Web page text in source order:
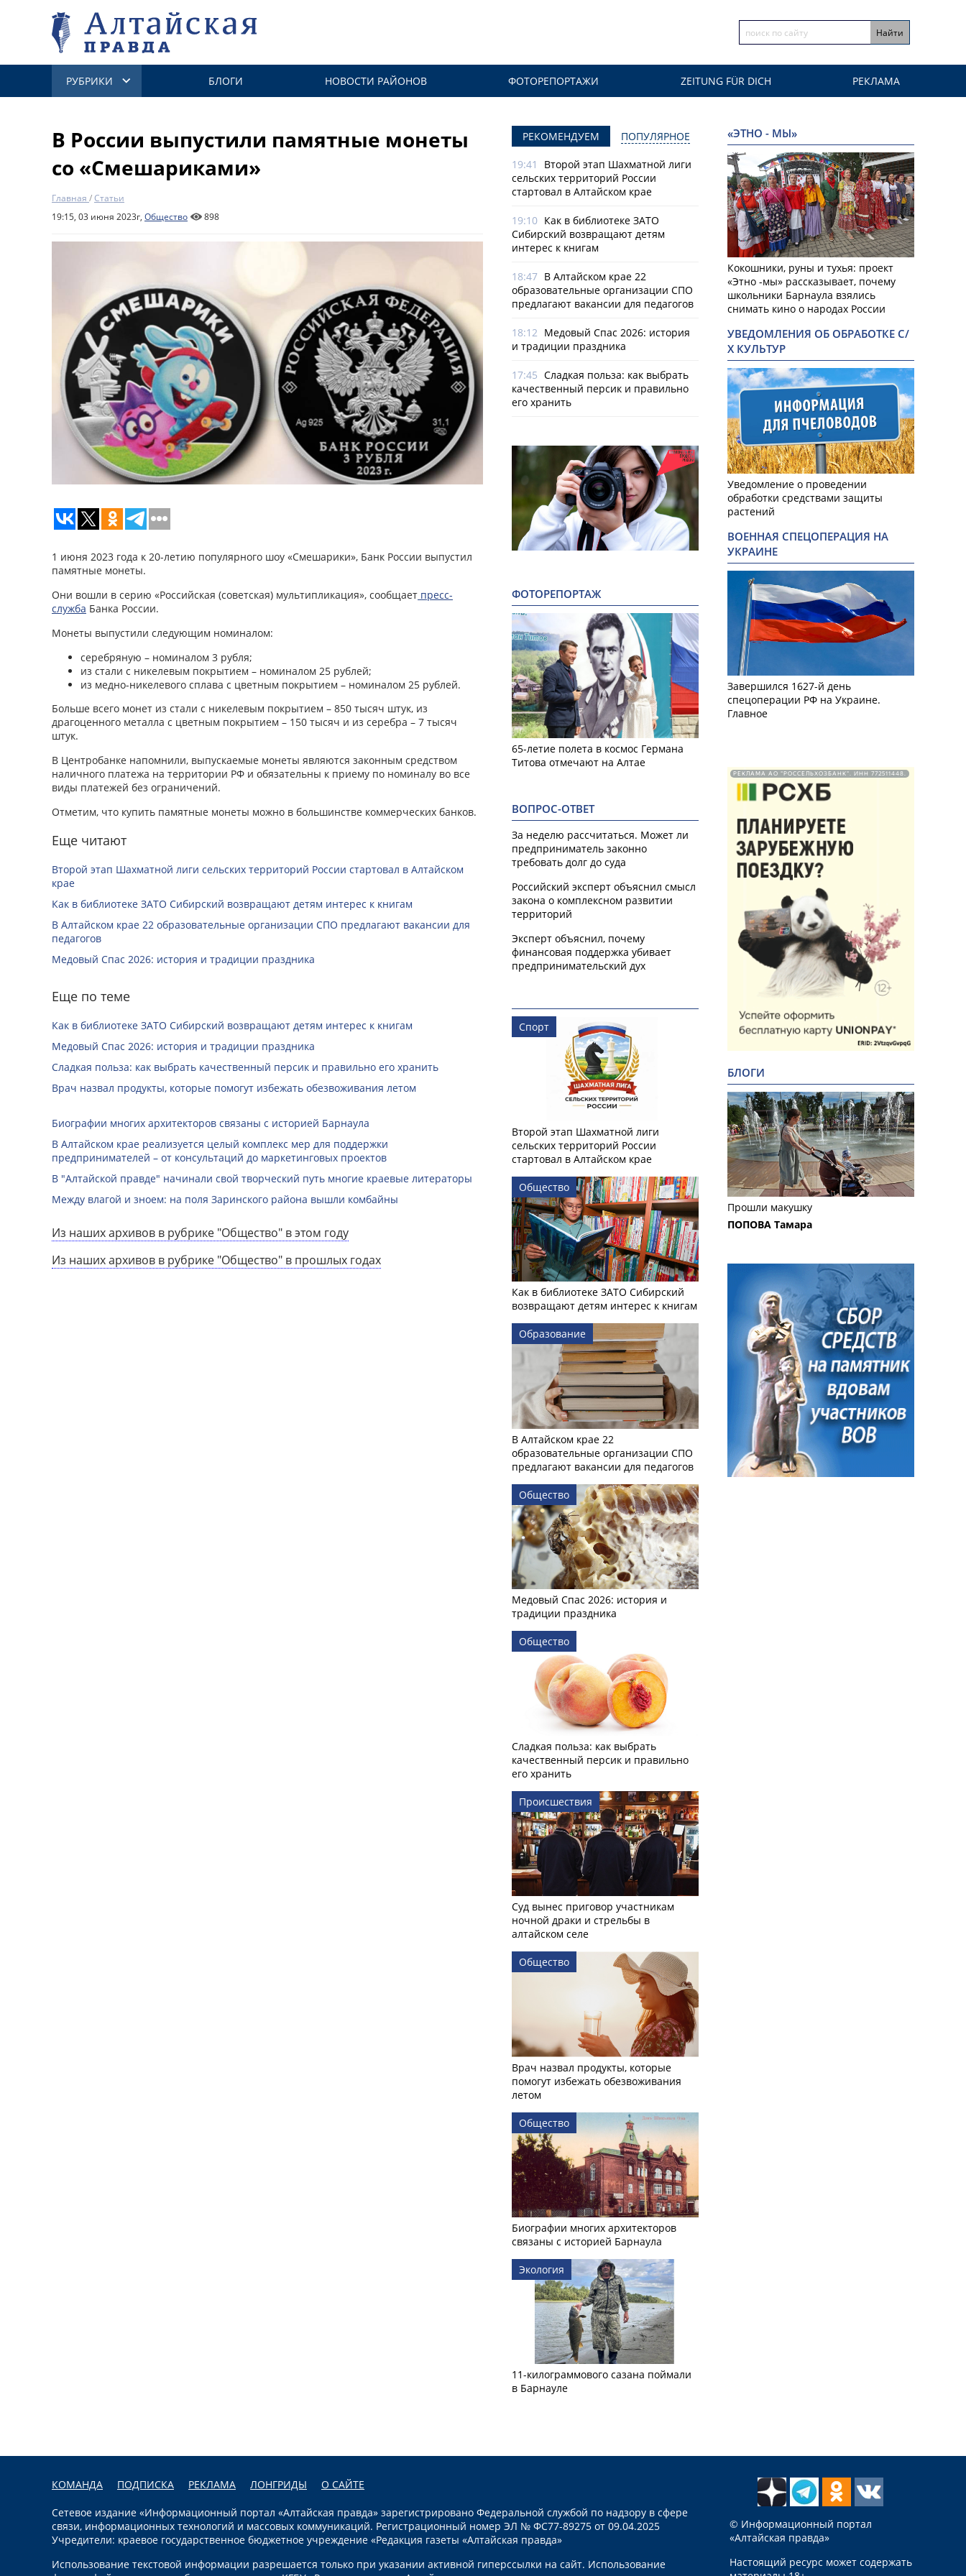
РУБРИКИ БЛОГИ НОВОСТИ РАЙОНОВ ФОТОРЕПОРТАЖИ ZEITUNG FÜR DICH РЕКЛАМА
В России выпустили памятные монеты
со «Смешариками»
Главная /Статьи
19:15, 03 июня 2023г, Общество 898
1 июня 2023 года к 20-летию популярного шоу «Смешарики», Банк России выпустил
памятные монеты.
Они вошли в серию «Российская (советская) мультипликация», сообщает пресс-
служба Банка России.
Монеты выпустили следующим номиналом:
серебряную – номиналом 3 рубля;
из стали с никелевым покрытием – номиналом 25 рублей;
из медно-никелевого сплава с цветным покрытием – номиналом 25 рублей.
Больше всего монет из стали с никелевым покрытием – 850 тысяч штук, из
драгоценного металла с цветным покрытием – 150 тысяч и из серебра – 7 тысяч
штук.
В Центробанке напомнили, выпускаемые монеты являются законным средством
наличного платежа на территории РФ и обязательны к приему по номиналу во все
виды платежей без ограничений.
Отметим, что купить памятные монеты можно в большинстве коммерческих банков.
Еще читают
Второй этап Шахматной лиги сельских территорий России стартовал в Алтайском
крае
Как в библиотеке ЗАТО Сибирский возвращают детям интерес к книгам
В Алтайском крае 22 образовательные организации СПО предлагают вакансии для
педагогов
Медовый Спас 2026: история и традиции праздника
Еще по теме
Как в библиотеке ЗАТО Сибирский возвращают детям интерес к книгам
Медовый Спас 2026: история и традиции праздника
Сладкая польза: как выбрать качественный персик и правильно его хранить
Врач назвал продукты, которые помогут избежать обезвоживания летом
Биографии многих архитекторов связаны с историей Барнаула
В Алтайском крае реализуется целый комплекс мер для поддержки
предпринимателей – от консультаций до маркетинговых проектов
В "Алтайской правде" начинали свой творческий путь многие краевые литераторы
Между влагой и зноем: на поля Заринского района вышли комбайны
Из наших архивов в рубрике "Общество" в этом году
Из наших архивов в рубрике "Общество" в прошлых годах
РЕКОМЕНДУЕМ ПОПУЛЯРНОЕ
19:41
Второй этап Шахматной лиги
сельских территорий России
стартовал в Алтайском крае
19:10 Как в библиотеке ЗАТО
Сибирский возвращают детям
интерес к книгам
18:47 В Алтайском крае 22
образовательные организации СПО
предлагают вакансии для педагогов
18:12 Медовый Спас 2026: история
и традиции праздника
17:45 Сладкая польза: как выбрать
качественный персик и правильно
его хранить
ФОТОРЕПОРТАЖ
65-летие полета в космос Германа
Титова отмечают на Алтае
ВОПРОС-ОТВЕТ
За неделю рассчитаться. Может ли
предприниматель законно
требовать долг до суда
Российский эксперт объяснил смысл
закона о комплексном развитии
территорий
Эксперт объяснил, почему
финансовая поддержка убивает
предпринимательский дух
Спорт
Второй этап Шахматной лиги
сельских территорий России
стартовал в Алтайском крае
Общество
Как в библиотеке ЗАТО Сибирский
возвращают детям интерес к книгам
Образование
В Алтайском крае 22
образовательные организации СПО
предлагают вакансии для педагогов
Общество
Медовый Спас 2026: история и
традиции праздника
Общество
Сладкая польза: как выбрать
качественный персик и правильно
его хранить
Происшествия
Суд вынес приговор участникам
ночной драки и стрельбы в
алтайском селе
Общество
Врач назвал продукты, которые
помогут избежать обезвоживания
летом
Общество
Биографии многих архитекторов
связаны с историей Барнаула
Экология
11-килограммового сазана поймали
в Барнауле
«ЭТНО - МЫ»
Кокошники, руны и тухья: проект
«Этно -мы» рассказывает, почему
школьники Барнаула взялись
снимать кино о народах России
УВЕДОМЛЕНИЯ ОБ ОБРАБОТКЕ С/
Х КУЛЬТУР
Уведомление о проведении
обработки средствами защиты
растений
ВОЕННАЯ СПЕЦОПЕРАЦИЯ НА
УКРАИНЕ
Завершился 1627-й день
спецоперации РФ на Украине.
Главное
РЕКЛАМА АО "РОССЕЛЬХОЗБАНК". ИНН 772511448.
БЛОГИ
Прошли макушку
ПОПОВА Тамара
КОМАНДА ПОДПИСКА РЕКЛАМА ЛОНГРИДЫ О САЙТЕ
Сетевое издание «Информационный портал «Алтайская правда» зарегистрировано Федеральной службой по надзору в сфере
связи, информационных технологий и массовых коммуникаций. Регистрационный номер ЭЛ № ФС77-89275 от 09.04.2025
Учредители: краевое государственное бюджетное учреждение «Редакция газеты «Алтайская правда»
Использование текстовой информации разрешается только при указании активной гиперссылки на сайт. Использование
© Информационный портал
«Алтайская правда»
Настоящий ресурс может содержать